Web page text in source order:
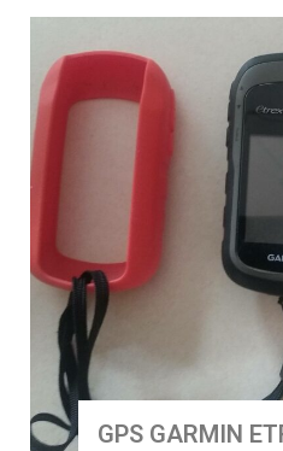
GPS GARMIN